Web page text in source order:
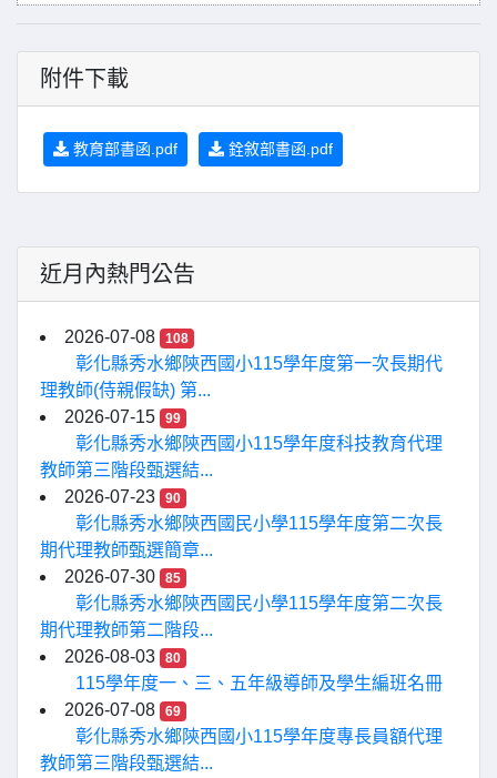
附件下載
教育部書函.pdf 銓敘部書函.pdf
近月內熱門公告
2026-07-08 108
彰化縣秀水鄉陝西國小115學年度第一次長期代
理教師(侍親假缺) 第...
2026-07-15
99
彰化縣秀水鄉陝西國小115學年度科技教育代理
教師第三階段甄選結...
2026-07-23
90
彰化縣秀水鄉陝西國民小學115學年度第二次長
期代理教師甄選簡章...
2026-07-30
85
彰化縣秀水鄉陝西國民小學115學年度第二次長
期代理教師第二階段...
2026-08-03
80
115學年度一、三、五年級導師及學生編班名冊
2026-07-08
69
彰化縣秀水鄉陝西國小115學年度專長員額代理
教師第三階段甄選結...